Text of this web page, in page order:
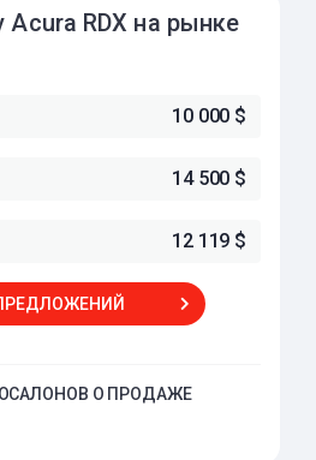
RDX на рынке
10 000 $
14 500 $
12 119 $
О ПРОДАЖЕ